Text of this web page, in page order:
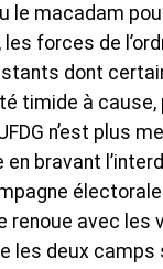
le macadam
forces de
dont
timide à cause,
n’est plus
en bravant
avec les
les deux